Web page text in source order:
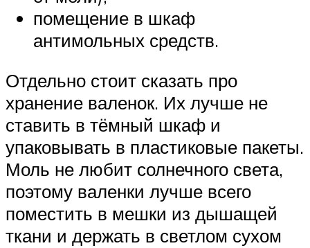
помещение в шкаф
антимольных средств.
Отдельно стоит сказать про
хранение валенок. Их лучше не
ставить в тёмный шкаф и
упаковывать в пластиковые пакеты.
Моль не любит солнечного света,
поэтому валенки лучше всего
поместить в мешки из дышащей
ткани и держать в светлом сухом